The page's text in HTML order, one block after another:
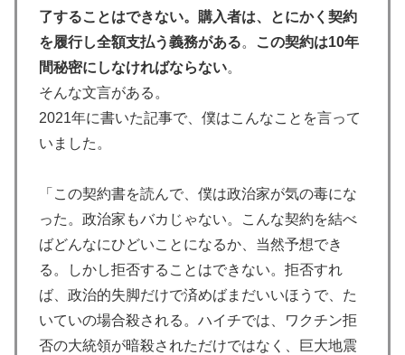
了することはできない。購入者は、とにかく契約
を履行し全額支払う義務がある。
この契約は10年
間秘密にしなければならない。
そんな文言がある。
2021年に書いた記事で、僕はこんなことを言って
いました。
「この契約書を読んで、僕は政治家が気の毒にな
った。政治家もバカじゃない。こんな契約を結べ
ばどんなにひどいことになるか、当然予想でき
る。しかし拒否することはできない。拒否すれ
ば、政治的失脚だけで済めばまだいいほうで、た
いていの場合殺される。ハイチでは、ワクチン拒
否の大統領が暗殺されただけではなく、巨大地震